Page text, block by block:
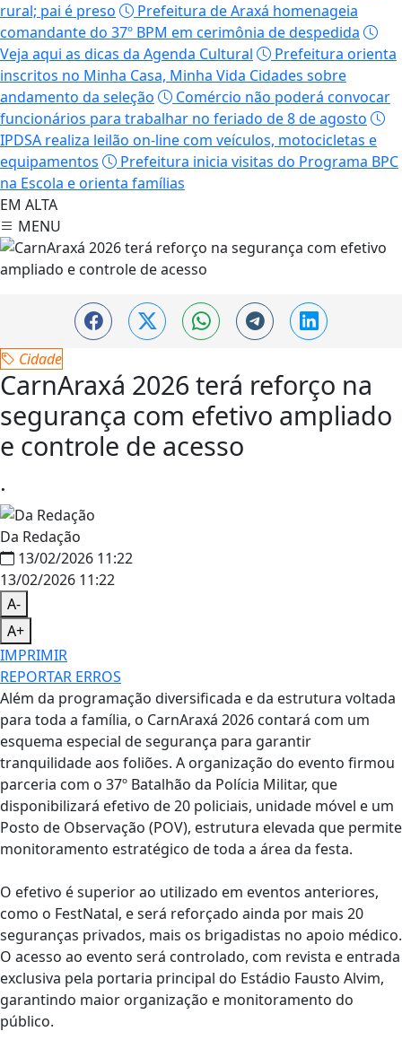
rural; pai é preso
Prefeitura de Araxá homenageia
comandante do 37º BPM em cerimônia de despedida
Veja aqui as dicas da Agenda Cultural
Prefeitura orienta
inscritos no Minha Casa, Minha Vida Cidades sobre
andamento da seleção
Comércio não poderá convocar
funcionários para trabalhar no feriado de 8 de agosto
IPDSA realiza leilão on-line com veículos, motocicletas e
equipamentos
Prefeitura inicia visitas do Programa BPC
na Escola e orienta famílias
EM ALTA
MENU
Cidade
CarnAraxá 2026 terá reforço na
segurança com efetivo ampliado
e controle de acesso
.
Da Redação
13/02/2026 11:22
13/02/2026 11:22
A-
A+
IMPRIMIR
REPORTAR ERROS
Além da programação diversificada e da estrutura voltada
para toda a família, o CarnAraxá 2026 contará com um
esquema especial de segurança para garantir
tranquilidade aos foliões. A organização do evento firmou
parceria com o 37º Batalhão da Polícia Militar, que
disponibilizará efetivo de 20 policiais, unidade móvel e um
Posto de Observação (POV), estrutura elevada que permite
monitoramento estratégico de toda a área da festa.
O efetivo é superior ao utilizado em eventos anteriores,
como o FestNatal, e será reforçado ainda por mais 20
seguranças privados, mais os brigadistas no apoio médico.
O acesso ao evento será controlado, com revista e entrada
exclusiva pela portaria principal do Estádio Fausto Alvim,
garantindo maior organização e monitoramento do
público.